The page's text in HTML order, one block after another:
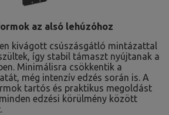
az alsó lehúzóhoz
kivágott csúszásgátló mintázattal
így stabil támaszt nyújtanak a
Minimálisra csökkentik a
még intenzív edzés során is. A
tartós és praktikus megoldást
edzési körülmény között